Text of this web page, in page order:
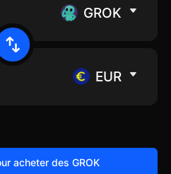
GROK
EUR
acheter des GROK